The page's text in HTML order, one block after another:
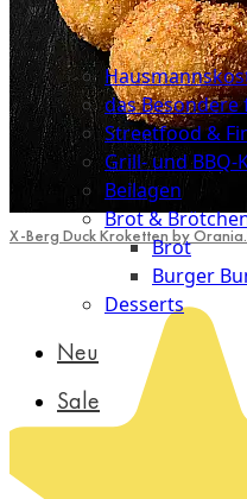
Schnelle
Küche
das Besondere
Streetfood &
Grill- und BBQ-
Beilagen
Brot &
Brot
Burger
Desserts
Neu
Sale
X-Berg Duck Kroketten by